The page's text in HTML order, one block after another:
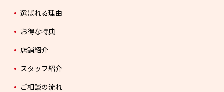
選ばれる理由
お得な特典
店舗紹介
スタッフ紹介
ご相談の流れ